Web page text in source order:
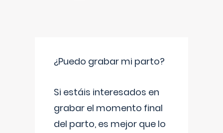
¿Puedo grabar mi parto?
Si estáis interesados en
grabar el momento final
del parto, es mejor que lo